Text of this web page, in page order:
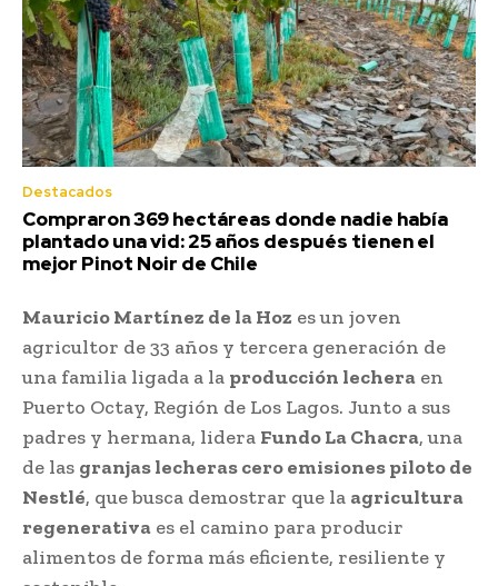
Destacados
Compraron 369 hectáreas donde nadie había
plantado una vid: 25 años después tienen el
mejor Pinot Noir de Chile
Mauricio Martínez de la Hoz es un joven
agricultor de 33 años y tercera generación de
una familia ligada a la producción lechera en
Puerto Octay, Región de Los Lagos. Junto a sus
padres y hermana, lidera Fundo La Chacra, una
de las granjas lecheras cero emisiones piloto de
Nestlé, que busca demostrar que la agricultura
regenerativa es el camino para producir
alimentos de forma más eficiente, resiliente y